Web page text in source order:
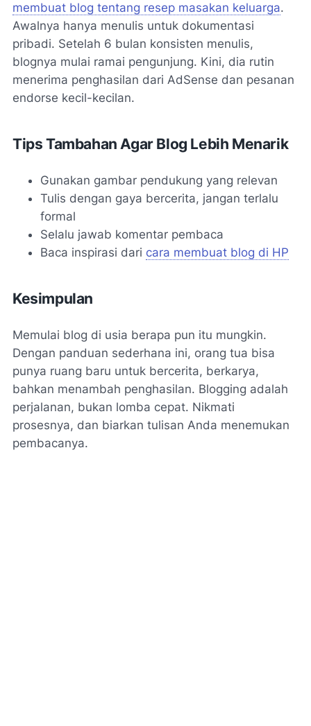
membuat blog tentang resep masakan keluarga.
Awalnya hanya menulis untuk dokumentasi
pribadi. Setelah 6 bulan konsisten menulis,
blognya mulai ramai pengunjung. Kini, dia rutin
menerima penghasilan dari AdSense dan pesanan
endorse kecil-kecilan.
Tips Tambahan Agar Blog Lebih Menarik
Gunakan gambar pendukung yang relevan
Tulis dengan gaya bercerita, jangan terlalu
formal
Selalu jawab komentar pembaca
Baca inspirasi dari cara membuat blog di HP
Kesimpulan
Memulai blog di usia berapa pun itu mungkin.
Dengan panduan sederhana ini, orang tua bisa
punya ruang baru untuk bercerita, berkarya,
bahkan menambah penghasilan. Blogging adalah
perjalanan, bukan lomba cepat. Nikmati
prosesnya, dan biarkan tulisan Anda menemukan
pembacanya.